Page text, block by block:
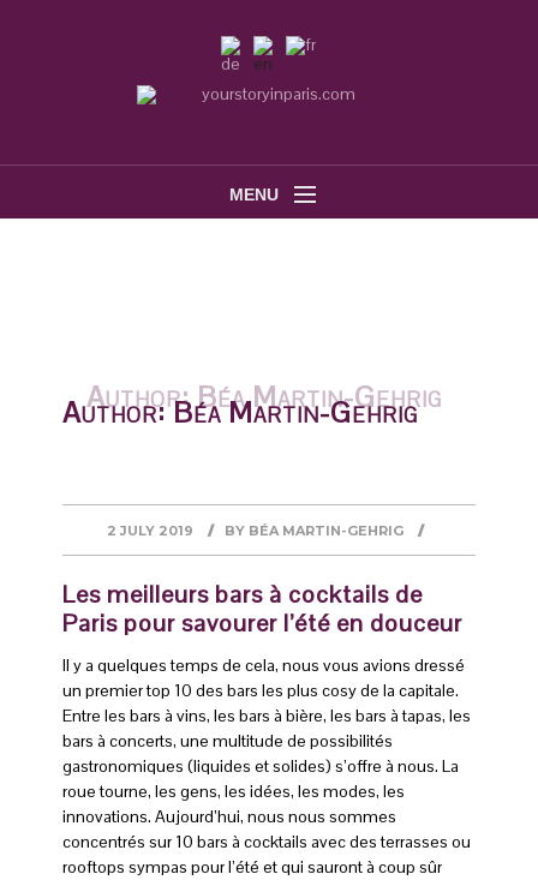
MENU
Author:Béa Martin-Gehrig
2 JULY 2019 BY BÉA MARTIN-GEHRIG
Les meilleurs bars à cocktails de
Paris pour savourer l’été en douceur
Il y a quelques temps de cela, nous vous avions dressé
un premier top 10 des bars les plus cosy de la capitale.
Entre les bars à vins, les bars à bière, les bars à tapas, les
bars à concerts, une multitude de possibilités
gastronomiques (liquides et solides) s’offre à nous. La
roue tourne, les gens, les idées, les modes, les
innovations. Aujourd’hui, nous nous sommes
concentrés sur 10 bars à cocktails avec des terrasses ou
rooftops sympas pour l’été et qui sauront à coup sûr